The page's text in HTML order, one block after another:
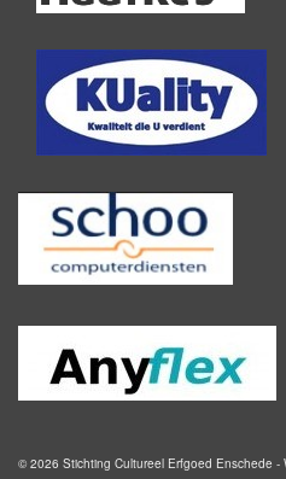
© 2026 Stichting Cultureel Erfgoed Enschede -